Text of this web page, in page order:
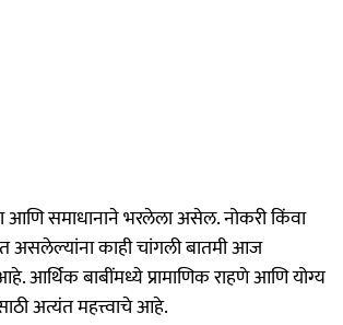
समाधानाने भरलेला असेल. नोकरी किंवा
असलेल्यांना काही चांगली बातमी आज
आर्थिक बाबींमध्ये प्रामाणिक राहणे आणि योग्य
अत्यंत महत्त्वाचे आहे.